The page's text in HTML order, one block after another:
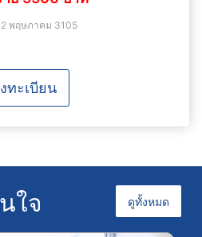
พฤษภาคม 3105
ทะเบียน
ใจ ดูทั้งหมด